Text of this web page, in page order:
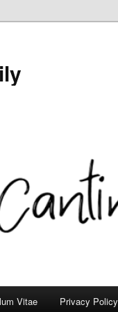
Vitae Privacy Policy